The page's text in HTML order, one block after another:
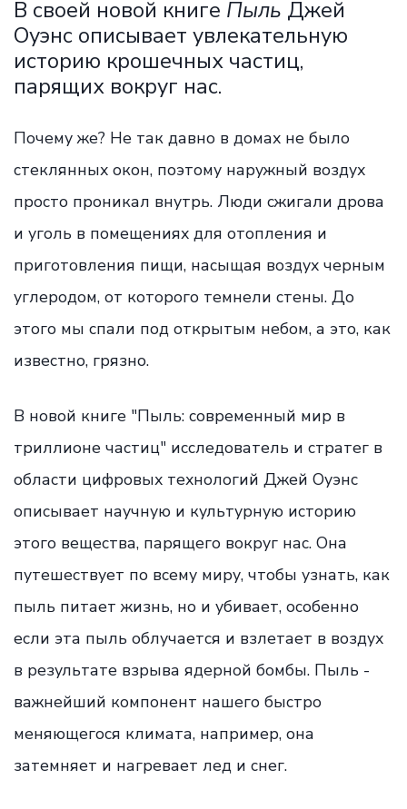
В своей новой книге Пыль Джей
Оуэнс описывает увлекательную
историю крошечных частиц,
парящих вокруг нас.
Почему же? Не так давно в домах не было
стеклянных окон, поэтому наружный воздух
просто проникал внутрь. Люди сжигали дрова
и уголь в помещениях для отопления и
приготовления пищи, насыщая воздух черным
углеродом, от которого темнели стены. До
этого мы спали под открытым небом, а это, как
известно, грязно.
В новой книге "Пыль: современный мир в
триллионе частиц" исследователь и стратег в
области цифровых технологий Джей Оуэнс
описывает научную и культурную историю
этого вещества, парящего вокруг нас. Она
путешествует по всему миру, чтобы узнать, как
пыль питает жизнь, но и убивает, особенно
если эта пыль облучается и взлетает в воздух
в результате взрыва ядерной бомбы. Пыль -
важнейший компонент нашего быстро
меняющегося климата, например, она
затемняет и нагревает лед и снег.